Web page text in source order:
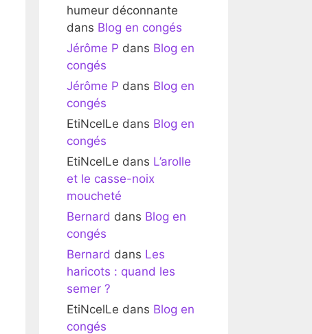
humeur déconnante
dans Blog en congés
Jérôme P dans Blog en
congés
Jérôme P dans Blog en
congés
EtiNcelLe dans Blog en
congés
EtiNcelLe dans L’arolle
et le casse-noix
moucheté
Bernard dans Blog en
congés
Bernard dans Les
haricots : quand les
semer ?
EtiNcelLe dans Blog en
congés